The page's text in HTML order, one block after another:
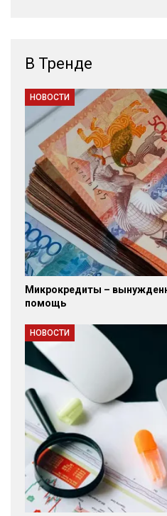
В Тренде
НОВОСТИ
Микрокредиты –
помощь
НОВОСТИ